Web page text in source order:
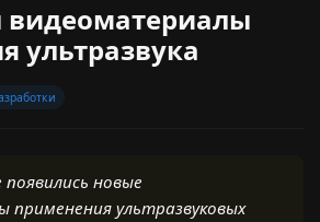
ультразвука
новые
применения ультразвуковых